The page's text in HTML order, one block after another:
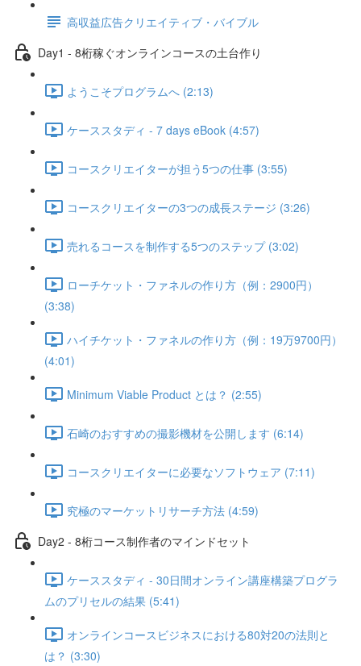
高収益広告クリエイティブ・バイブル
Day1 - 8桁稼ぐオンラインコースの土台作り
ようこそプログラムへ (2:13)
ケーススタディ - 7 days eBook (4:57)
コースクリエイターが担う5つの仕事 (3:55)
コースクリエイターの3つの成長ステージ (3:26)
売れるコースを制作する5つのステップ (3:02)
ローチケット・ファネルの作り方（例：2900円）
(3:38)
ハイチケット・ファネルの作り方（例：19万9700円）
(4:01)
Minimum Viable Product とは？ (2:55)
石崎のおすすめの撮影機材を公開します (6:14)
コースクリエイターに必要なソフトウェア (7:11)
究極のマーケットリサーチ方法 (4:59)
Day2 - 8桁コース制作者のマインドセット
ケーススタディ - 30日間オンライン講座構築プログラ
ムのプリセルの結果 (5:41)
オンラインコースビジネスにおける80対20の法則と
は？ (3:30)